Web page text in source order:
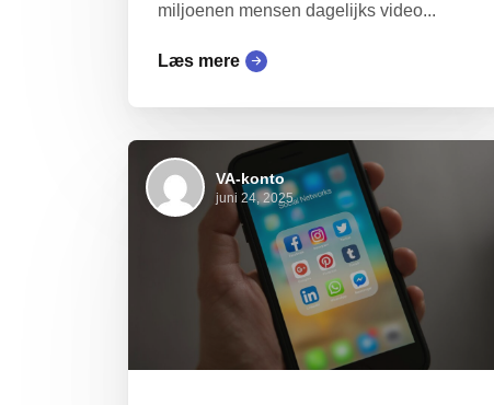
miljoenen mensen dagelijks video...
Læs mere
VA-konto
juni 24, 2025